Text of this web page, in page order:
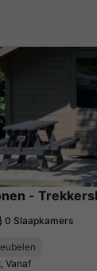
-
0 Slaapkamers
Vanaf